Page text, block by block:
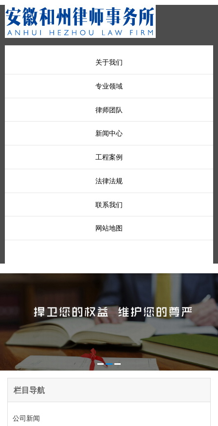
关于我们
专业领域
律师团队
新闻中心
工程案例
法律法规
联系我们
网站地图
栏目导航
公司新闻